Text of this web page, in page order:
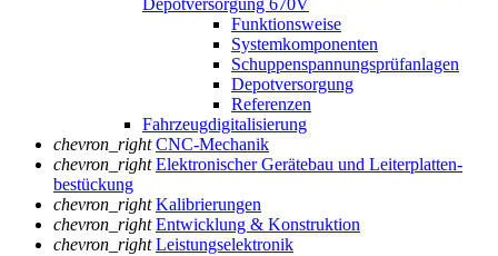
Depotversorgung 670V
Funktionsweise
Systemkomponenten
Schuppenspannungs­prüfanlagen
Depotversorgung
Referenzen
Fahrzeugdigitalisierung
chevron_right CNC-Mechanik
chevron_right Elektronischer Gerätebau und Leiterplatten­
bestückung
chevron_right Kalibrierungen
chevron_right Entwicklung & Konstruktion
chevron_right Leistungselektronik